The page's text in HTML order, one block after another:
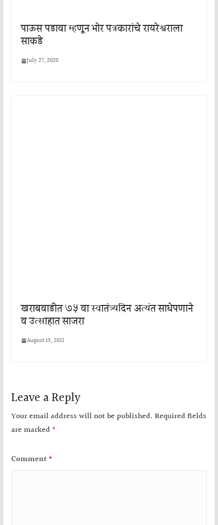
पाऊस पडावा म्हणून भोर पत्रकारांचे रायरेश्वराला
साकडे
July 27, 2020
खराबवाडीत ७५ वा स्वातंत्र्यदिन अत्यंत साधेपणाने
व उत्साहात साजरा
August 15, 2021
Leave a Reply
Your email address will not be published. Required fields
are marked *
Comment *